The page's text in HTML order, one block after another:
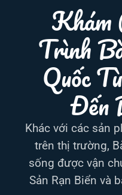
Khám
Trình
Quốc
Đến
Khác với các sản
trên thị trường,
sống được vận
Sản Rạn Biển và